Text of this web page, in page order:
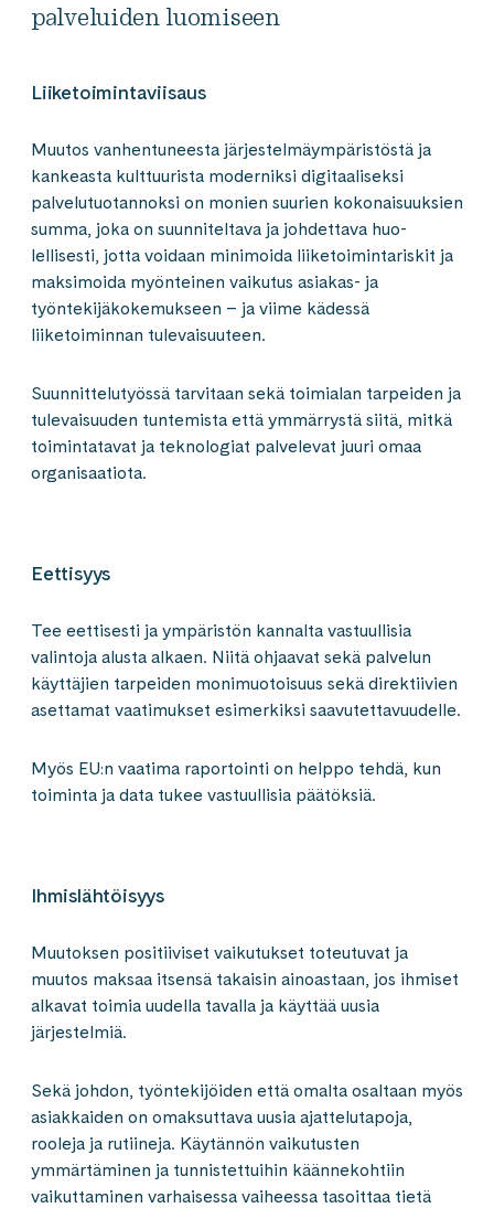
palveluiden luomiseen
Liiketoimintaviisaus
Muutos vanhentuneesta järjestelmä­ympäristöstä ja
kankeasta kulttuurista moderniksi digitaaliseksi
palvelutuotannoksi on monien suurien kokonaisuuksien
summa, joka on suunniteltava ja johdettava huo­
lellisesti, jotta voidaan minimoida liiketoiminta­riskit ja
maksimoida myönteinen vaikutus asiakas- ja
työntekijä­kokemukseen – ja viime kädessä
liiketoiminnan tulevaisuuteen.​
Suunnittelutyössä tarvitaan sekä toimialan tarpeiden ja
tulevaisuuden tuntemista että ymmärrystä siitä, mitkä
toimintatavat ja teknologiat palvelevat juuri omaa
organisaatiota.
Eettisyys
Tee eettisesti ja ympäristön kannalta vastuullisia
valintoja alusta alkaen. Niitä ohjaavat sekä palvelun
käyttäjien tarpeiden monimuotoisuus sekä direktiivien
asettamat vaatimukset esimerkiksi saavutettavuudelle.
Myös EU:n vaatima raportointi on helppo tehdä, kun
toiminta ja data tukee vastuullisia päätöksiä.
Ihmislähtöisyys
Muutoksen positiiviset vaikutukset toteutuvat ja
muutos maksaa itsensä takaisin ainoastaan, jos ihmiset
alkavat toimia uudella tavalla ja käyttää uusia
järjestelmiä.
Sekä johdon, työntekijöiden että omalta osaltaan myös
asiakkaiden on omaksuttava uusia ajattelutapoja,
rooleja ja rutiineja. Käytännön vaikutusten
ymmärtäminen ja tunnistettuihin käänne­kohtiin
vaikuttaminen varhaisessa vaiheessa tasoittaa tietä